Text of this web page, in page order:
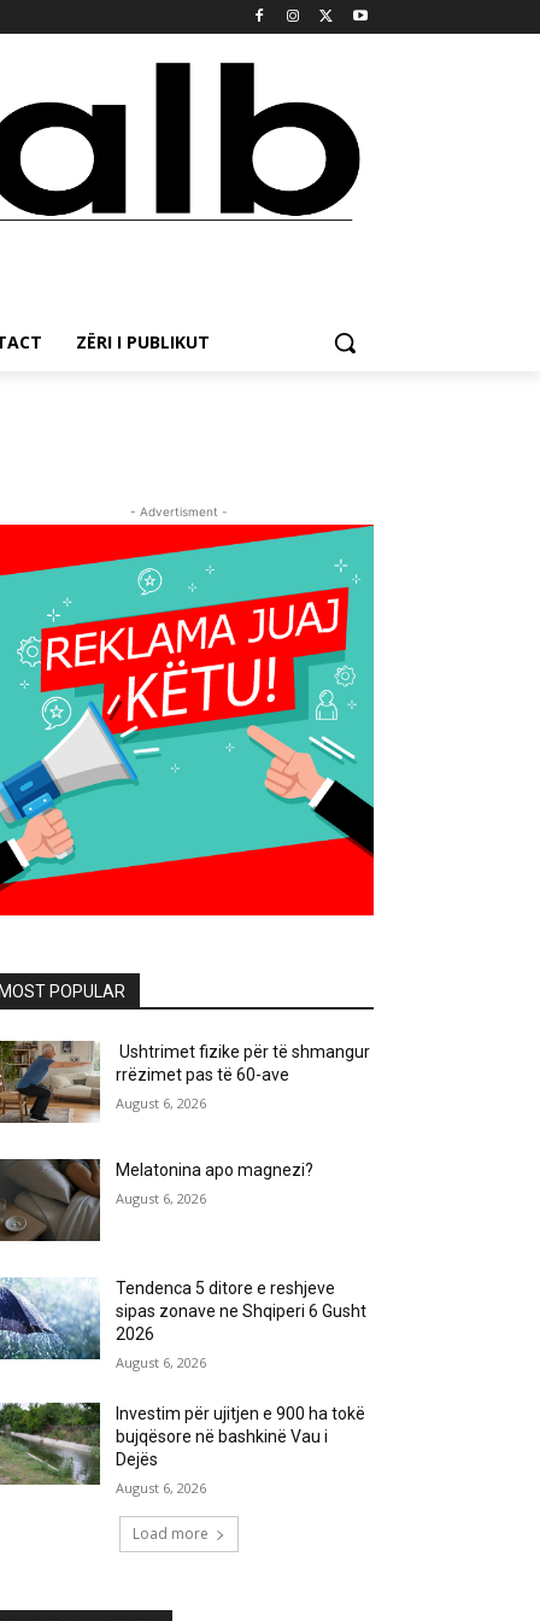
ZËRI I PUBLIKUT
- Advertisment -
MOST POPULAR
Ushtrimet fizike për të shmangur
rrëzimet pas të 60-ave
August 6, 2026
Melatonina apo magnezi?
August 6, 2026
Tendenca 5 ditore e reshjeve
sipas zonave ne Shqiperi 6 Gusht
2026
August 6, 2026
Investim për ujitjen e 900 ha tokë
bujqësore në bashkinë Vau i
Dejës
August 6, 2026
Load more